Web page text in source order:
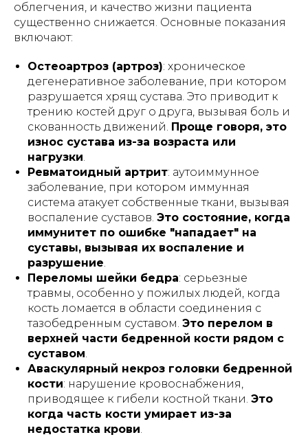
облегчения, и качество жизни пациента
существенно снижается. Основные показания
включают:
Остеоартроз (артроз): хроническое
дегенеративное заболевание, при котором
разрушается хрящ сустава. Это приводит к
трению костей друг о друга, вызывая боль и
скованность движений. Проще говоря, это
износ сустава из-за возраста или
нагрузки.
Ревматоидный артрит: аутоиммунное
заболевание, при котором иммунная
система атакует собственные ткани, вызывая
воспаление суставов. Это состояние, когда
иммунитет по ошибке "нападает" на
суставы, вызывая их воспаление и
разрушение.
Переломы шейки бедра: серьезные
травмы, особенно у пожилых людей, когда
кость ломается в области соединения с
тазобедренным суставом. Это перелом в
верхней части бедренной кости рядом с
суставом.
Аваскулярный некроз головки бедренной
кости: нарушение кровоснабжения,
приводящее к гибели костной ткани. Это
когда часть кости умирает из-за
недостатка крови.